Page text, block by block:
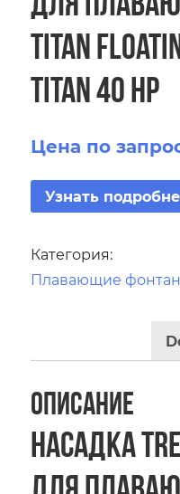
Titan
Titan 40 HP
Цена по
Узнать
Категория:
Плавающие
Описание
Насадка